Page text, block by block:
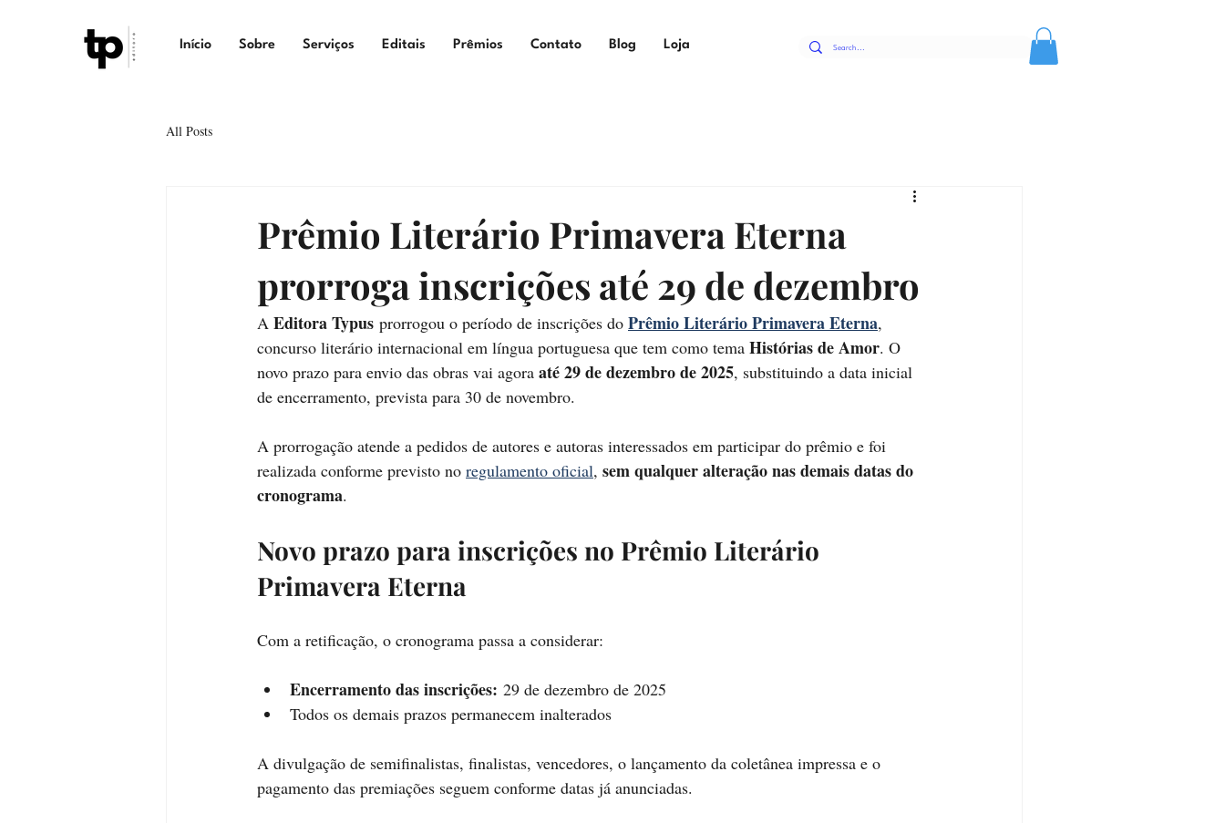
Início Sobre Serviços Editais Prêmios Contato Blog Loja
All Posts
Prêmio Literário Primavera Eterna
prorroga inscrições até 29 de dezembro
A Editora Typus prorrogou o período de inscrições do Prêmio Literário Primavera Eterna,
concurso literário internacional em língua portuguesa que tem como tema Histórias de Amor. O
novo prazo para envio das obras vai agora até 29 de dezembro de 2025, substituindo a data inicial
de encerramento, prevista para 30 de novembro.
A prorrogação atende a pedidos de autores e autoras interessados em participar do prêmio e foi
realizada conforme previsto no regulamento oficial, sem qualquer alteração nas demais datas do
cronograma.
Novo prazo para inscrições no Prêmio Literário
Primavera Eterna
Com a retificação, o cronograma passa a considerar:
Encerramento das inscrições: 29 de dezembro de 2025
Todos os demais prazos permanecem inalterados
A divulgação de semifinalistas, finalistas, vencedores, o lançamento da coletânea impressa e o
pagamento das premiações seguem conforme datas já anunciadas.